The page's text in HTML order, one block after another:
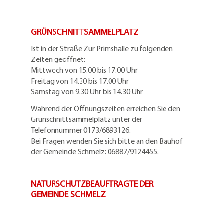
GRÜNSCHNITTSAMMELPLATZ
Ist in der Straße Zur Primshalle zu folgenden
Zeiten geöffnet:
Mittwoch von 15.00 bis 17.00 Uhr
Freitag von 14.30 bis 17.00 Uhr
Samstag von 9.30 Uhr bis 14.30 Uhr
Während der Öffnungszeiten erreichen Sie den
Grünschnittsammelplatz unter der
Telefonnummer 0173/6893126.
Bei Fragen wenden Sie sich bitte an den Bauhof
der Gemeinde Schmelz: 06887/9124455.
NATURSCHUTZBEAUFTRAGTE DER
GEMEINDE SCHMELZ